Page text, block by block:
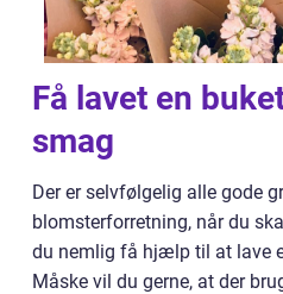
Få lavet en
smag
Der er selvfølgelig alle gode
blomsterforretning, når du
du nemlig få hjælp til at lave
Måske vil du gerne, at der